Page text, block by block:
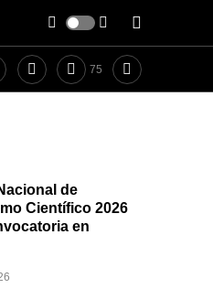
75
de
Científico 2026
en